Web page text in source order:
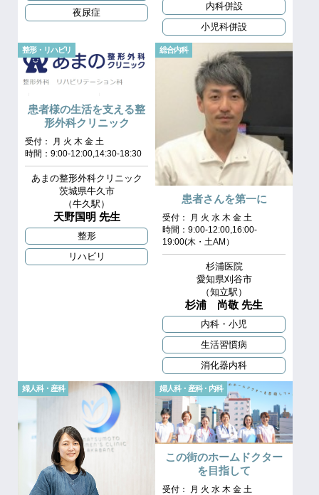
夜尿症
内科併設
小児科併設
整形・リハビリ
患者様の生活を支える整
形外科クリニック
受付： 月 火 木 金 土
時間：9:00-12:00,14:30-18:30
あまの整形外科クリニック
茨城県牛久市
（牛久駅）
天野国明 先生
整形
リハビリ
総合内科
患者さんを第一に
受付： 月 火 水 木 金 土
時間：9:00-12:00,16:00-
19:00(木・土AM）
杉浦医院
愛知県刈谷市
（知立駅）
杉浦 尚敬 先生
内科・小児
生活習慣病
消化器内科
婦人科・産科 婦人科・産科・内科
この街のホームドクター
を目指して
受付： 月 火 水 木 金 土